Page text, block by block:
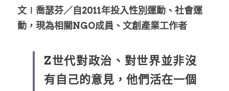
本期主題
大專世界
台灣教會人物檔案
乘著夢想去旅行
漫畫
好站連結
Facebook
搜索
文∣喬瑟芬／自2011年投入性別運動、社會運
動，現為相關NGO成員、文創產業工作者
Z世代對政治、對世界並非沒
有自己的意見，他們活在一個